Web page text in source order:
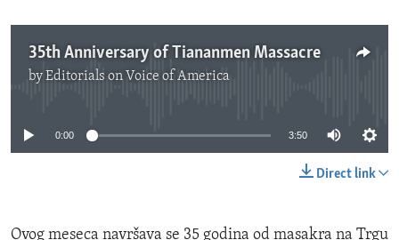
35th Anniversary of Tiananmen Massacre
byEditorials on Voice of America
0:00 3:50
Direct link
Ovog meseca navršava se 35 godina od masakra na Trgu